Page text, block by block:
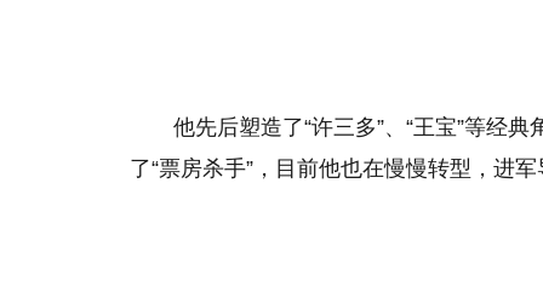
他先后塑造了“许三多”、“王宝”等经
了“票房杀手”，目前他也在慢慢转型，进